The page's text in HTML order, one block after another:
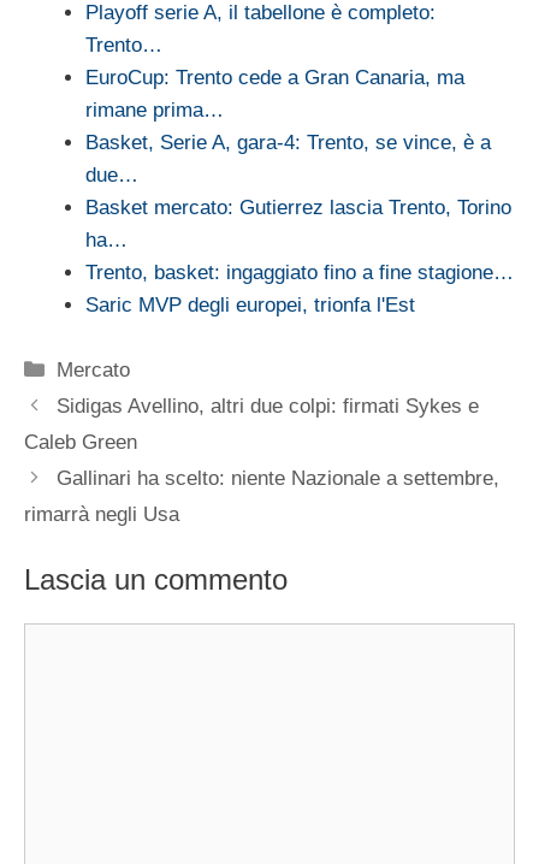
Playoff serie A, il tabellone è completo:
Trento…
EuroCup: Trento cede a Gran Canaria, ma
rimane prima…
Basket, Serie A, gara-4: Trento, se vince, è a
due…
Basket mercato: Gutierrez lascia Trento, Torino
ha…
Trento, basket: ingaggiato fino a fine stagione…
Saric MVP degli europei, trionfa l'Est
Categorie
Mercato
Sidigas Avellino, altri due colpi: firmati Sykes e
Caleb Green
Gallinari ha scelto: niente Nazionale a settembre,
rimarrà negli Usa
Lascia un commento